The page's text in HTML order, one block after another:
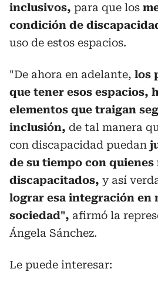
inclusivos, para que los
condición de
uso de estos espacios.
"De ahora en adelante, los
que tener esos espacios,
elementos que traigan
inclusión, de tal manera
con discapacidad puedan
de su tiempo con quienes
discapacitados, y así
lograr esa integración en
sociedad", afirmó la
Ángela Sánchez.
Le puede interesar: